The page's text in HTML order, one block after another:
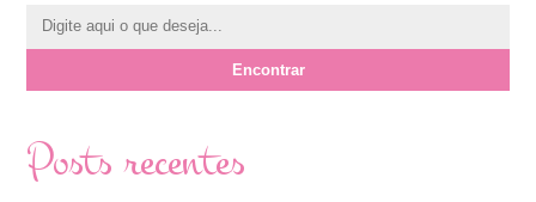
Posts recentes